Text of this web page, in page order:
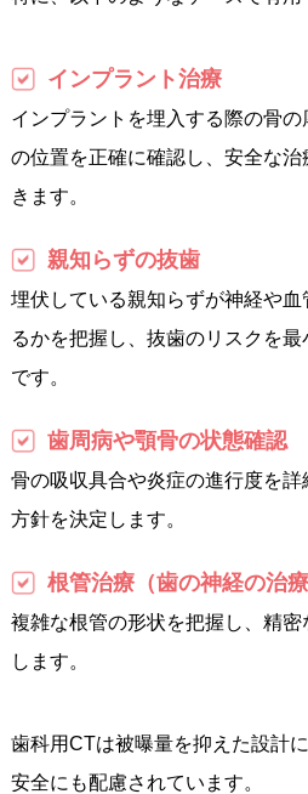
インプラント治療
インプラントを埋入する際の骨
の位置を正確に確認し、安全な
きます。
親知らずの抜歯
埋伏している親知らずが神経や
るかを把握し、抜歯のリスクを
です。
歯周病や顎骨の状態確認
骨の吸収具合や炎症の進行度を
方針を決定します。
根管治療（歯の神経の治療
複雑な根管の形状を把握し、精
します。
歯科用CTは被曝量を抑えた設計
安全にも配慮されています。